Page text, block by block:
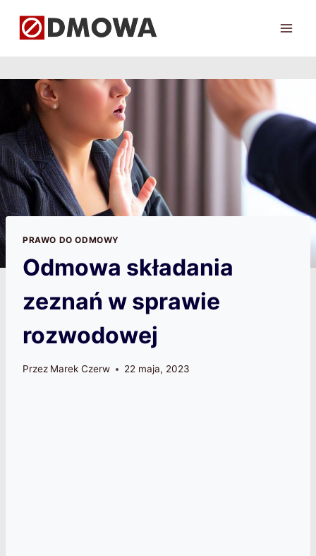
PRAWO DO ODMOWY
Odmowa składania
zeznań w sprawie
rozwodowej
Przez Marek Czerw 22 maja, 2023